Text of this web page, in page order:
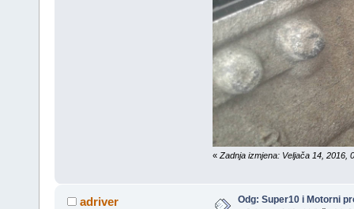
« Zadnja izmjena: Veljača 14, 2016,
adriver Odg: Super10 i Motorni